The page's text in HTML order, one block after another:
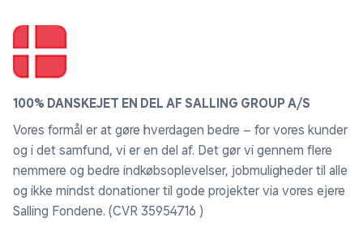
100% DANSKEJET EN DEL AF SALLING GROUP A/S
Vores formål er at gøre hverdagen bedre – for vores kunder
og i det samfund, vi er en del af. Det gør vi gennem flere
nemmere og bedre indkøbsoplevelser, jobmuligheder til alle
og ikke mindst donationer til gode projekter via vores ejere
Salling Fondene. (CVR 35954716 )